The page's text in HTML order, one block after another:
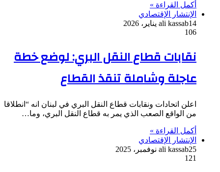
أكمل القراءة »
الإنتشار الإقتصادي
ali kassab14 يناير، 2026
106
نقابات قطاع النقل البري: لوضع خطة
عاجلة وشاملة تنقذ القطاع
اعلن اتحادات ونقابات قطاع النقل البري في لبنان انه “انطلاقا
من الواقع الصعب الذي يمر به قطاع النقل البري، وما…
أكمل القراءة »
الإنتشار الإقتصادي
ali kassab25 نوفمبر، 2025
121